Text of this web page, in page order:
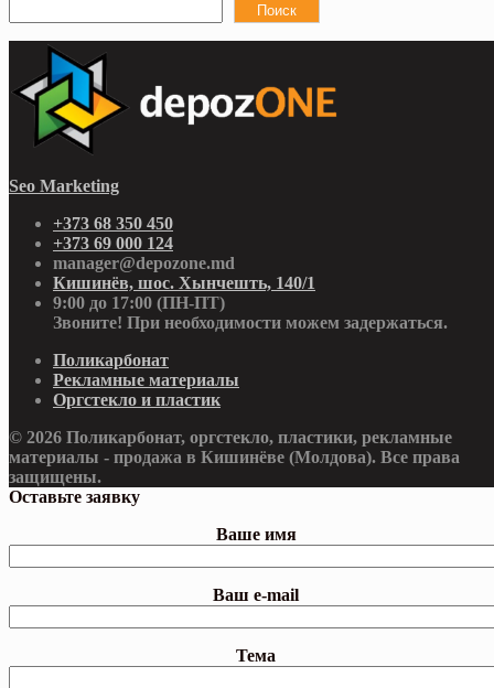
Поиск
Seo Marketing
+373 68 350 450
+373 69 000 124
manager@depozone.md
Кишинёв, шос. Хынчешть, 140/1
9:00 до 17:00 (ПН-ПТ)
Звоните! При необходимости можем задержаться.
Поликарбонат
Рекламные материалы
Оргстекло и пластик
© 2026 Поликарбонат, оргстекло, пластики, рекламные
материалы - продажа в Кишинёве (Молдова). Все права
защищены.
Оставьте заявку
Ваше имя
Ваш e-mail
Тема